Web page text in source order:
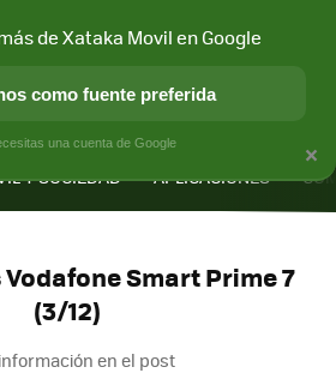
Y SOCIEDAD APLICACIONES
Smart Prime 7
(3/12)
en el post
×
de Xataka Movil en Google
como fuente preferida
una cuenta de Google